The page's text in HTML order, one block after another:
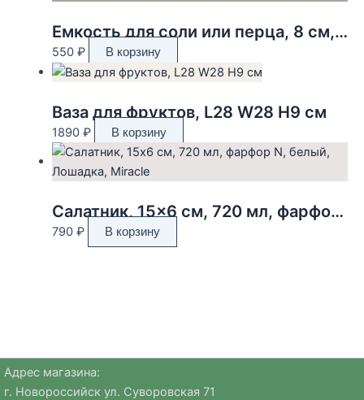
Емкость для соли или перца, 8 см, керамика, зелено-красная, Елка, Fir
550 ₽ В корзину
Ваза для фруктов, L28 W28 H9 см
1890 ₽ В корзину
Салатник, 15×6 см, 720 мл, фарфор N, белый, Лошадка, Miracle
790 ₽ В корзину
Адрес магазина:
г. Новороссийск ул. Суворовская 71